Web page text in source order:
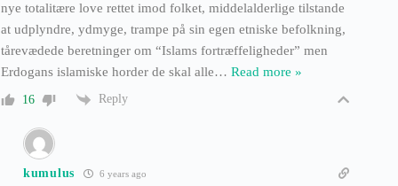
nye totalitære love rettet imod folket, middelalderlige tilstande
at udplyndre, ydmyge, trampe på sin egen etniske befolkning,
tårevædede beretninger om “Islams fortræffeligheder” men
Erdogans islamiske horder de skal alle… Read more »
16 Reply
kumulus 6 years ago